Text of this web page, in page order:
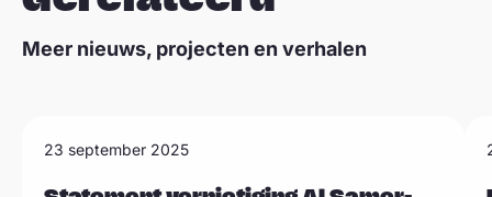
Meer nieuws, projecten en verhalen
Sla carousel over
23 september 2025